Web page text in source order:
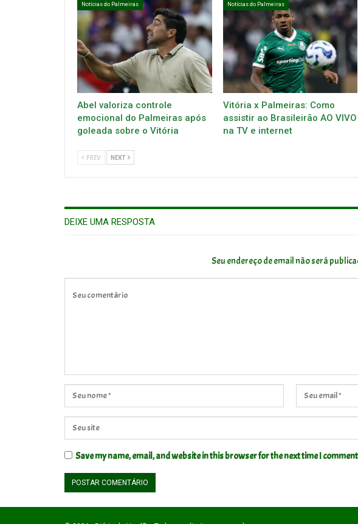
Notícias do Palmeiras
Abel valoriza controle
emocional do Palmeiras após
goleada sobre o Vitória
Notícias do Palmeiras
Vitória x Palmeiras: Como
assistir ao Brasileirão AO VIVO
na TV e internet
PREV NEXT
DEIXE UMA RESPOSTA
Seu endereço de email não será
Save my name, email, and website in this browser for the next time I